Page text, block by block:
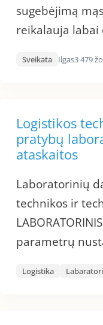
sugebėjimą
reikalauja labai
Sveikata Ilgas3 479
Logistikos
pratybų
ataskaitos
Laboratorinių
technikos ir
parametrų
Logistika